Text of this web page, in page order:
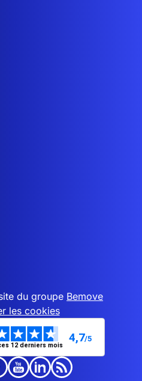
du groupe Bemove
les cookies
12 derniers mois
4,7/5